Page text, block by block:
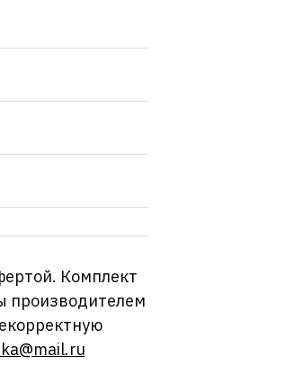
Комплект
производителем